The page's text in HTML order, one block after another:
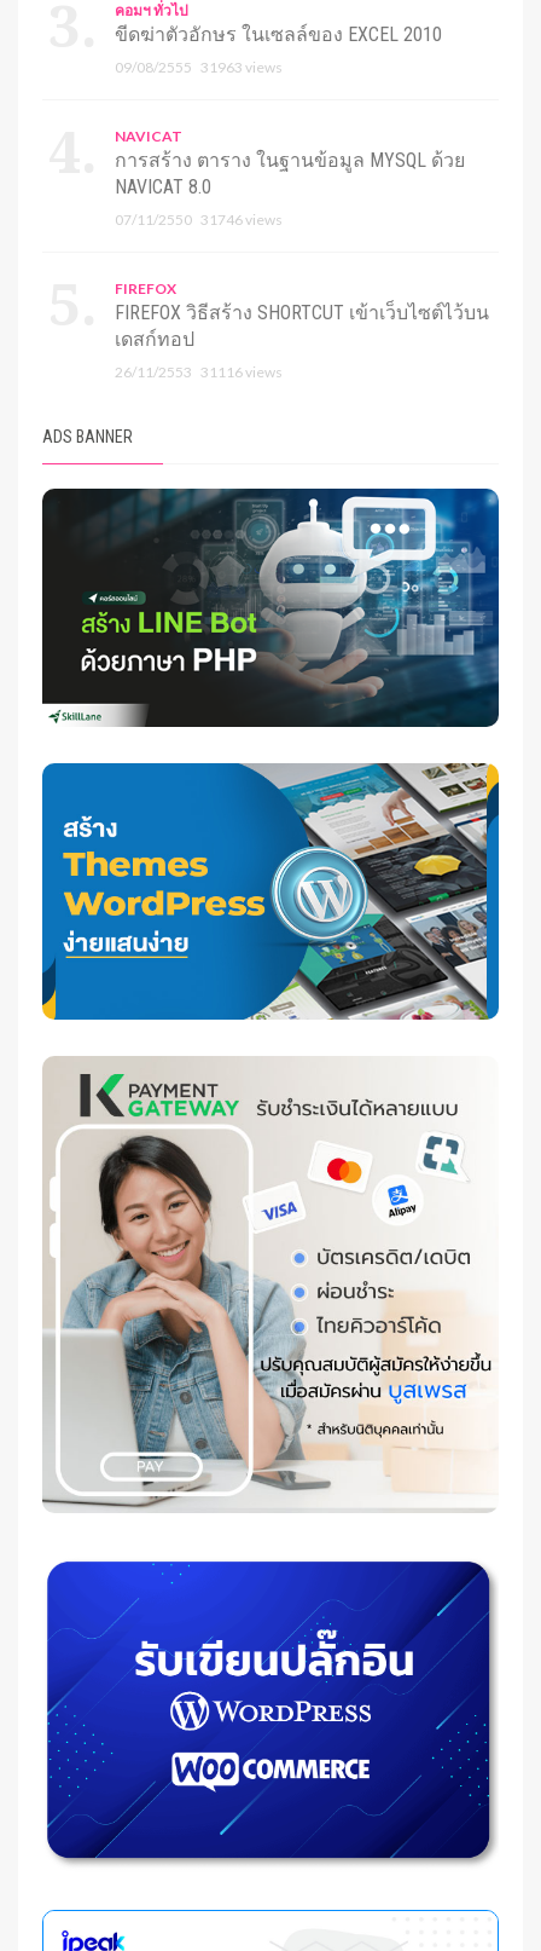
คอมฯ ทั่วไป
ขีดฆ่าตัวอักษร ในเซลล์ของ EXCEL 2010
09/08/2555 31963 views
NAVICAT
การสร้าง ตาราง ในฐานข้อมูล MYSQL ด้วย
NAVICAT 8.0
07/11/2550 31746 views
FIREFOX
FIREFOX วิธีสร้าง SHORTCUT เข้าเว็บไซต์ไว้บน
เดสก์ทอป
26/11/2553 31116 views
ADS BANNER